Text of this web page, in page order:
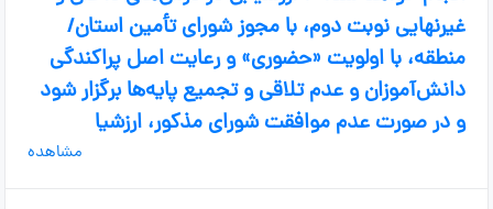
غیرنهایی نوبت دوم، با مجوز شورای تأمین استان/
منطقه، با اولویت «حضوری» و رعایت اصل پراکندگی
دانش‌آموزان و عدم تلاقی و تجمیع پایه‌ها برگزار شود
و در صورت عدم موافقت شورای مذکور، ارزشیا
مشاهده